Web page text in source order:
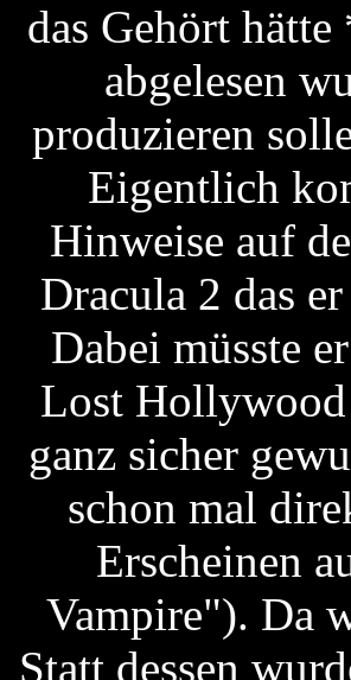
das Gehört
abgelesen
produzieren
Eigentlich
Hinweise auf
Dracula 2 das
Dabei müsste
Lost Hollywood
ganz sicher
schon mal
Erscheinen
Vampire"). Da
Statt dessen